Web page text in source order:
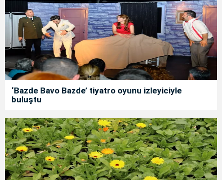
‘Bazde Bavo Bazde’ tiyatro oyunu izleyiciyle
buluştu